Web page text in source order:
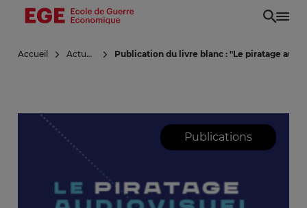
Aller
principal
Accueil Actualités Publication du livre blanc : "Le piratage
Publications